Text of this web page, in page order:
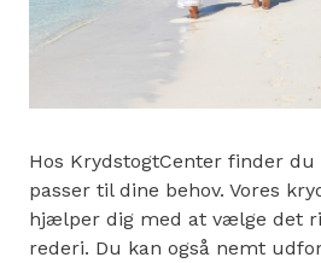
Hos KrydstogtCenter finder
passer til dine behov. Vores
hjælper dig med at vælge det
rederi. Du kan også nemt